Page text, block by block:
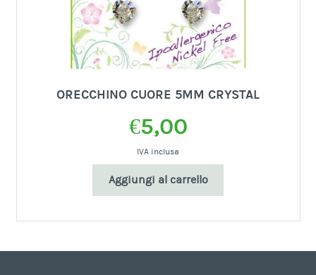
ORECCHINO CUORE 5MM CRYSTAL
€5,00
IVA inclusa
Aggiungi al carrello